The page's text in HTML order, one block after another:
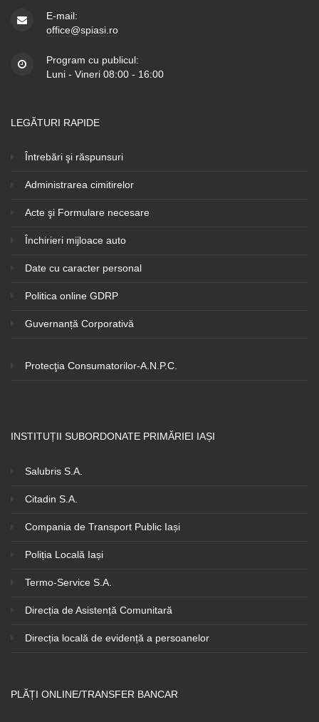
E-mail:
office@spiasi.ro
Program cu publicul:
Luni - Vineri 08:00 - 16:00
LEGĂTURI RAPIDE
Întrebări şi răspunsuri
Administrarea cimitirelor
Acte şi Formulare necesare
Închirieri mijloace auto
Date cu caracter personal
Politica online GDRP
Guvernanță Corporativă
Protecţia Consumatorilor-A.N.P.C.
INSTITUȚII SUBORDONATE PRIMĂRIEI IAȘI
Salubris S.A.
Citadin S.A.
Compania de Transport Public Iași
Poliția Locală Iași
Termo-Service S.A.
Direcția de Asistență Comunitară
Direcția locală de evidență a persoanelor
PLĂȚI ONLINE/TRANSFER BANCAR